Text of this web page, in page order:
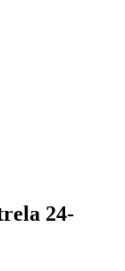
24-